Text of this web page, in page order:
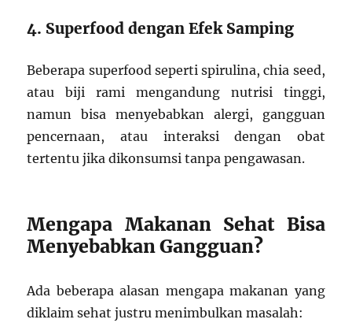
4. Superfood dengan Efek Samping
Beberapa superfood seperti spirulina, chia seed,
atau biji rami mengandung nutrisi tinggi,
namun bisa menyebabkan alergi, gangguan
pencernaan, atau interaksi dengan obat
tertentu jika dikonsumsi tanpa pengawasan.
Mengapa Makanan Sehat Bisa
Menyebabkan Gangguan?
Ada beberapa alasan mengapa makanan yang
diklaim sehat justru menimbulkan masalah: